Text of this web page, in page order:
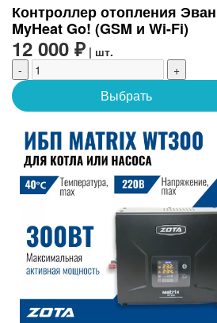
Контроллер отопления Эван
MyHeat Go! (GSM и Wi-Fi)
12 000 ₽ | шт.
-
+
Выбрать